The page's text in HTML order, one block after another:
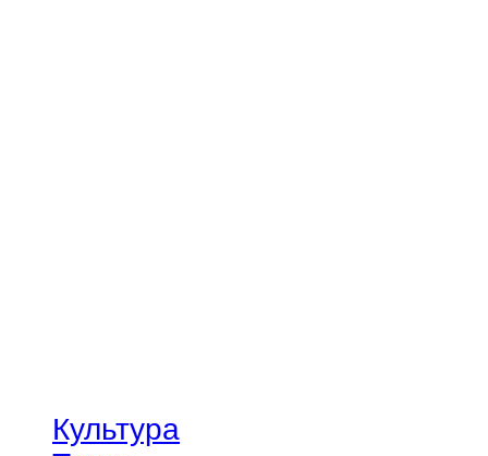
Культура